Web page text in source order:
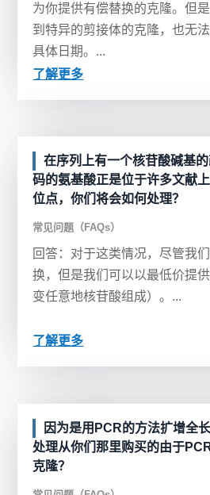
为你提供有偿替换的克隆。但
到特异的剪接体的克隆，也无
具体日期。...
了解更多
在序列上有一个核苷酸碱基
码的氨基酸正是位于许多文献
位点，你们将会如何处理？
常见问题（FAQs）
回答：对于这类情况，尽管我
换，但是我们可以以最低价提
变任意地核苷酸组成）。...
了解更多
因为是用PCR的方法扩增全
处理从你们那里购买的由于
克隆？